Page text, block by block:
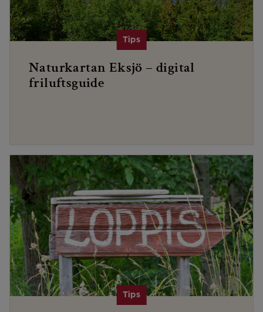
Naturkartan Eksjö – digital
friluftsguide